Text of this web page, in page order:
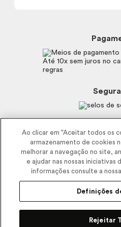
Código de defesa do
Trabalhe com a gente
Recomendações Covid19
Fale Conosco
E-mailAté 10x sem juros no
regras
CEP 11900-000 | CNPJ/MF
Ao clicar em "Aceitar todos os
armazenamento de cookies
melhorar a navegação no site,
e ajudar nas nossas iniciativas
informações consulte a nossa
Definições
Rejeitar